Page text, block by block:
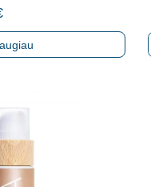
Current
price
is: